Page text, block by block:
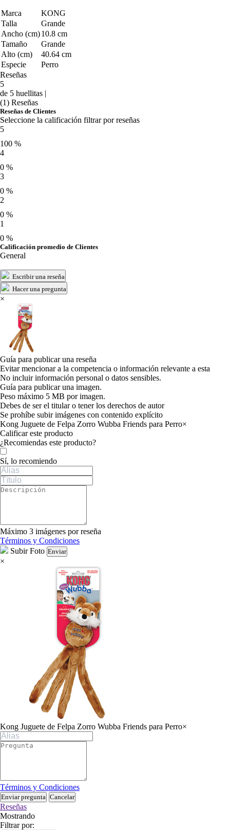
Marca
KONG
Talla
Grande
Ancho (cm)10.8 cm
Tamaño
Grande
Alto (cm)
40.64 cm
Especie
Perro
Reseñas
5
de 5 huellitas |
(1) Reseñas
Reseñas de Clientes
Seleccione la calificación filtrar por reseñas
5
100 %
4
0 %
3
0 %
2
0 %
1
0 %
Calificación promedio de Clientes
General
Escribir una reseña
Hacer una pregunta
×
Guía para publicar una reseña
Evitar mencionar a la competencia o información relevante a esta
No incluir información personal o datos sensibles.
Guía para publicar una imagen.
Peso máximo 5 MB por imagen.
Debes de ser el titular o tener los derechos de autor
Se prohíbe subir imágenes con contenido explícito
Kong Juguete de Felpa Zorro Wubba Friends para Perro×
Calificar este producto
Tu valoración
¿Recomiendas este producto?
Sí, lo recomiendo
Máximo 3 imágenes por reseña
Términos y Condiciones
Subir Foto Enviar
×
Kong Juguete de Felpa Zorro Wubba Friends para Perro×
Términos y Condiciones
Enviar pregunta Cancelar
Reseñas
Mostrando
Filtrar por: